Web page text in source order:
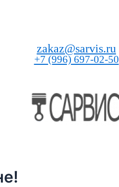
zakaz@sarvis.ru
+7 (996) 697-02-50